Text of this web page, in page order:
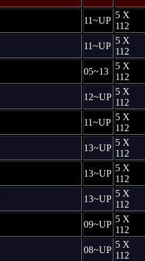
11~UP
5 X
112
11~UP
5 X
112
05~13
5 X
112
12~UP
5 X
112
11~UP
5 X
112
13~UP
5 X
112
13~UP
5 X
112
13~UP
5 X
112
09~UP
5 X
112
08~UP
5 X
112